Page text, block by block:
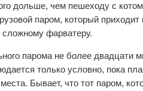
дольше, чем пешеходу с
паром, который
фарватеру.
парома не более двадцати
только условно, пока
места. Бывает, что тот паром,